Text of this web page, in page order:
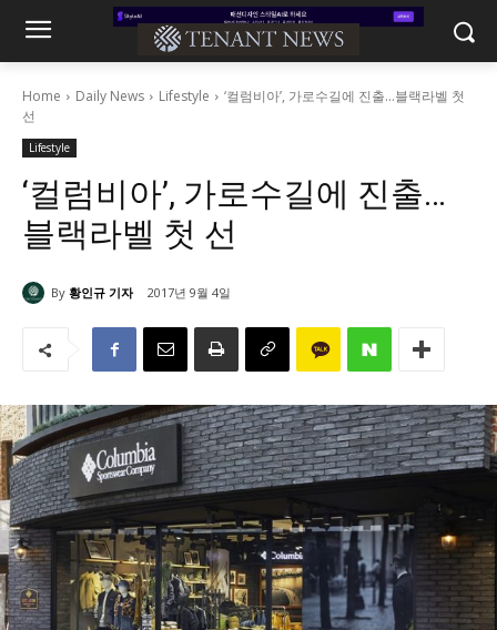
Home Daily News Lifestyle
‘컬럼비아’, 가로수길에 진출…블랙라벨 첫
선
Lifestyle
‘컬럼비아’, 가로수길에 진출…
블랙라벨 첫 선
By 황인규 기자 2017년 9월 4일